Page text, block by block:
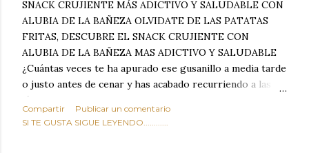
SNACK CRUJIENTE MÁS ADICTIVO Y SALUDABLE CON
ALUBIA DE LA BAÑEZA OLVIDATE DE LAS PATATAS
FRITAS, DESCUBRE EL SNACK CRUJIENTE CON
ALUBIA DE LA BAÑEZA MAS ADICTIVO Y SALUDABLE
¿Cuántas veces te ha apurado ese gusanillo a media tarde
o justo antes de cenar y has acabado recurriendo a las
típicas patatas de bolsa, frutos secos fritos o snacks
ultraprocesados llenos de grasas saturadas y sodio?
Compartir
Publicar un comentario
SI TE GUSTA SIGUE LEYENDO............